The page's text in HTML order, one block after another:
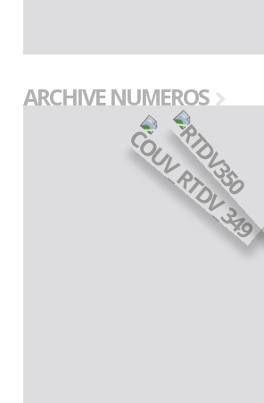
ARCHIVE NUMEROS